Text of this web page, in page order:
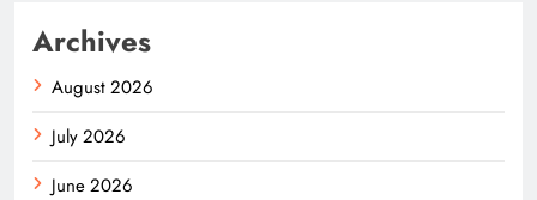
Archives
August 2026
July 2026
June 2026